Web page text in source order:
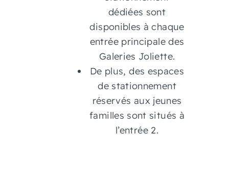
dédiées sont
disponibles à chaque
entrée principale des
Galeries Joliette.
De plus, des espaces
de stationnement
réservés aux jeunes
familles sont situés à
l’entrée 2.